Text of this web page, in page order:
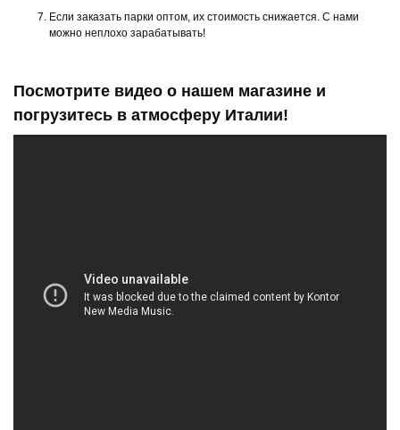
Если заказать парки оптом, их стоимость снижается. С нами
можно неплохо зарабатывать!
Посмотрите видео о нашем магазине и
погрузитесь в атмосферу Италии!